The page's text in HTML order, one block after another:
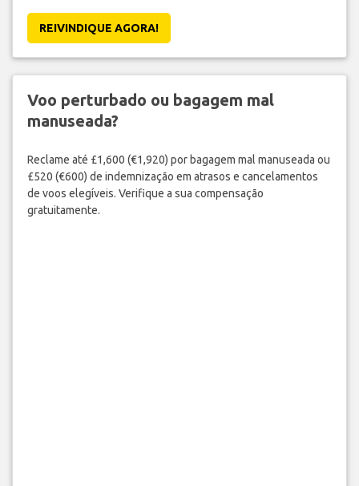
REIVINDIQUE AGORA!
Voo perturbado ou bagagem mal
manuseada?
Reclame até £1,600 (€1,920) por bagagem mal manuseada ou
£520 (€600) de indemnização em atrasos e cancelamentos
de voos elegíveis. Verifique a sua compensação
gratuitamente.